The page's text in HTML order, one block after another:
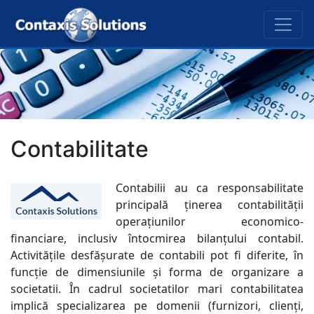
Contabilitate
Contabilii au ca responsabilitate
principală ținerea contabilității
operațiunilor economico-
financiare, inclusiv întocmirea bilanțului contabil.
Activitățile desfășurate de contabili pot fi diferite, în
funcție de dimensiunile și forma de organizare a
societatii. În cadrul societatilor mari contabilitatea
implică specializarea pe domenii (furnizori, clienți,